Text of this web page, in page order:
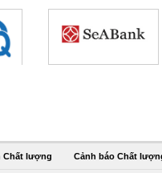
Chất lượng Cảnh báo Chất